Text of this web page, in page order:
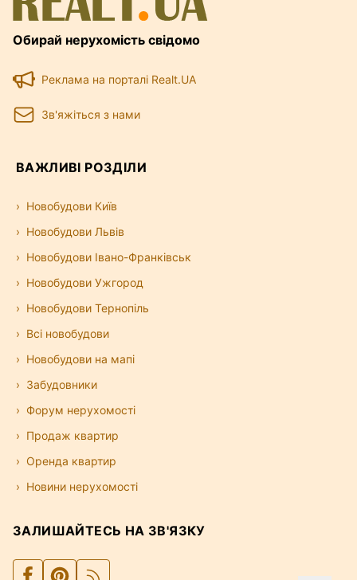
Обирай нерухомість свідомо
Реклама на порталі Realt.UA
Зв'яжіться з нами
ВАЖЛИВІ РОЗДІЛИ
Новобудови Київ
Новобудови Львів
Новобудови Івано-Франківськ
Новобудови Ужгород
Новобудови Тернопіль
Всі новобудови
Новобудови на мапі
Забудовники
Форум нерухомості
Продаж квартир
Оренда квартир
Новини нерухомості
ЗАЛИШАЙТЕСЬ НА ЗВ'ЯЗКУ